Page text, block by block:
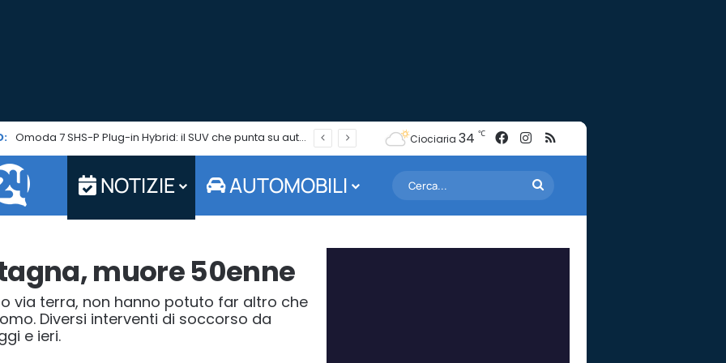
Omoda 7 SHS-P Plug-in Hybrid: il SUV che punta su autonomia ed efficienza è in promo per tutto agosto Ciociaria 34 ℃ FacebookInstagram
RSS
NOTIZIE AUTOMOBILI
muore 50enne
via terra, non hanno potuto far altro che
Diversi interventi di soccorso da
e ieri.